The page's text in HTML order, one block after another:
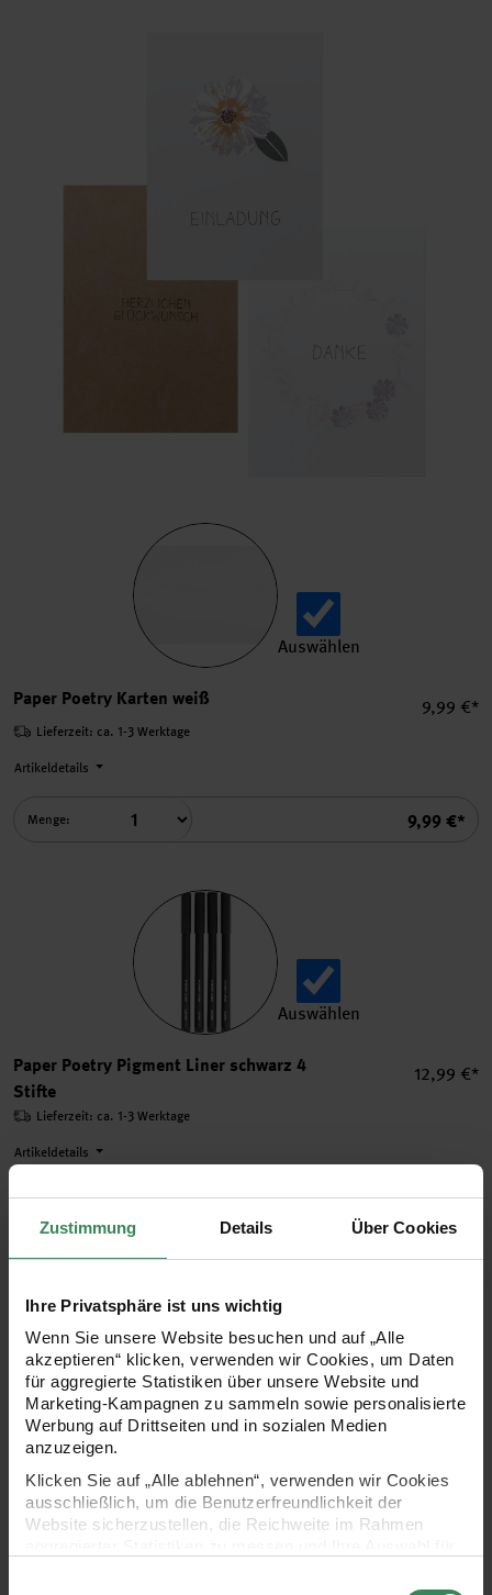
Zustimmung Details Über Cookies
Ihre Privatsphäre ist uns wichtig
Wenn Sie unsere Website besuchen und auf „Alle
akzeptieren“ klicken, verwenden wir Cookies, um Daten
für aggregierte Statistiken über unsere Website und
Marketing-Kampagnen zu sammeln sowie personalisierte
Werbung auf Drittseiten und in sozialen Medien
anzuzeigen.
Klicken Sie auf „Alle ablehnen“, verwenden wir Cookies
ausschließlich, um die Benutzerfreundlichkeit der
Website sicherzustellen, die Reichweite im Rahmen
Auswählen
Paper Poetry Karten weiß
9,99 €*
Summe
9,99 €*
Lieferzeit: ca. 1-3 Werktage
Artikeldetails
Menge:
Auswählen
Paper Poetry Pigment Liner schwarz 4
Stifte
12,99 €*
Summe
12,99 €*
Lieferzeit: ca. 1-3 Werktage
Artikeldetails
Menge:
Auswählen
Paper Poetry Tusche-
Paper Poetry Tusche-Stempelkissen
Set 8 Farben - Pastell Mix
Lieferzeit: ca. 1-3 Werktage